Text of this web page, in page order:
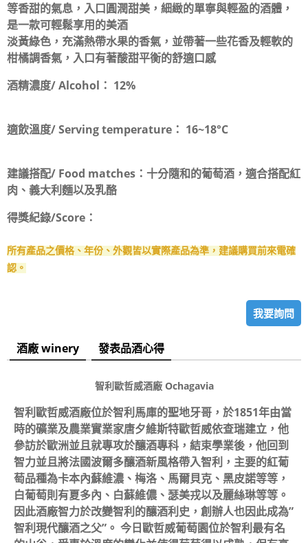
等香甜的氣息，入口圓潤甜美，細緻的單寧與輕盈的酒體，
是一款可輕鬆享用的美酒
淡黃綠色，充滿熱帶水果的香氣，並帶著一些花香及輕軟的
柑橘調香氣，入口有著酸甜平衡的舒適口感
酒精濃度/ Alcohol： 12%
適飲溫度/ Serving temperature： 16~18°C
建議搭配/ Food matches： 十分隨和的葡萄酒，適合搭配紅
肉、義大利麵以及乳酪
得獎紀錄/Score：
所有產品之價格、年份、外觀皆以實際產品為準，建議購買前來電確
認。
我要詢問
酒廠 winery 發表品酒心得
智利歐哲威酒廠 Ochagavia
智利歐哲威酒廠位於智利馬庫的聖地牙哥，於1851年由當
時的礦業及農業實業家唐夕維斯特歐哲威依查瑞建立，他
參訪於歐洲並且就專攻於釀酒專科，結束學業後，他回到
智力並且將法國波爾多釀酒新風格帶入智利，主要的紅葡
萄品種為卡本內蘇維濃、梅洛、馬爾貝克、黑皮諾等等，
白葡萄則有夏多內、白蘇維儂、瑟美戎以及麗絲琳等等。
因此酒廠智力於改變智利的釀酒利史，創辦人也因此成為”
智利現代釀酒之父”。 今日歐哲威葡萄園位於智利最有名